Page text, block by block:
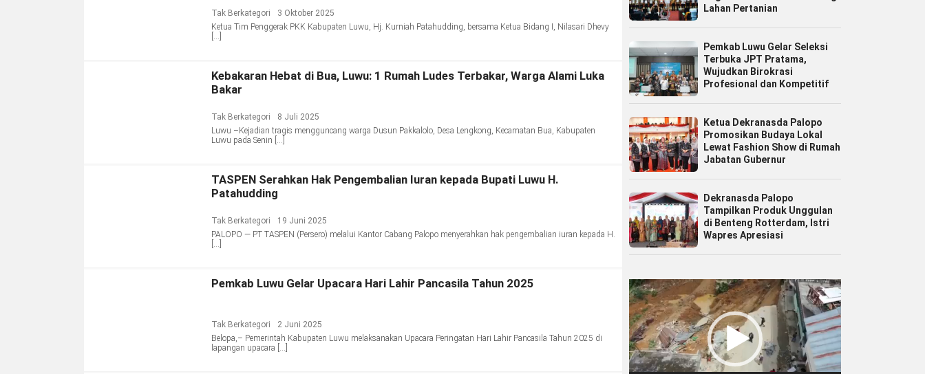
Tak Berkategori
3 Oktober 2025
Ketua Tim Penggerak PKK Kabupaten Luwu, Hj. Kurniah Patahudding, bersama Ketua Bidang I, Nilasari Dhevy
[…]
Kebakaran Hebat di Bua, Luwu: 1 Rumah Ludes Terbakar, Warga Alami Luka
Bakar
Tak Berkategori
8 Juli 2025
Luwu –Kejadian tragis mengguncang warga Dusun Pakkalolo, Desa Lengkong, Kecamatan Bua, Kabupaten
Luwu pada Senin […]
TASPEN Serahkan Hak Pengembalian Iuran kepada Bupati Luwu H.
Patahudding
Tak Berkategori
19 Juni 2025
PALOPO — PT TASPEN (Persero) melalui Kantor Cabang Palopo menyerahkan hak pengembalian iuran kepada H.
[…]
Pemkab Luwu Gelar Upacara Hari Lahir Pancasila Tahun 2025
Tak Berkategori
2 Juni 2025
Belopa,– Pemerintah Kabupaten Luwu melaksanakan Upacara Peringatan Hari Lahir Pancasila Tahun 2025 di
lapangan upacara […]
Lahan Pertanian
Pemkab Luwu Gelar Seleksi
Terbuka JPT Pratama,
Wujudkan Birokrasi
Profesional dan Kompetitif
Ketua Dekranasda Palopo
Promosikan Budaya Lokal
Lewat Fashion Show di Rumah
Jabatan Gubernur
Dekranasda Palopo
Tampilkan Produk Unggulan
di Benteng Rotterdam, Istri
Wapres Apresiasi
Pemutar
Video